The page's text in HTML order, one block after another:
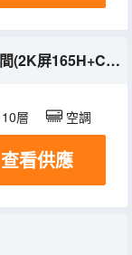
地下鐵電競五人間(2K屏165H+CPU711700k+顯卡RTX4060)
10層 空調
查看供應